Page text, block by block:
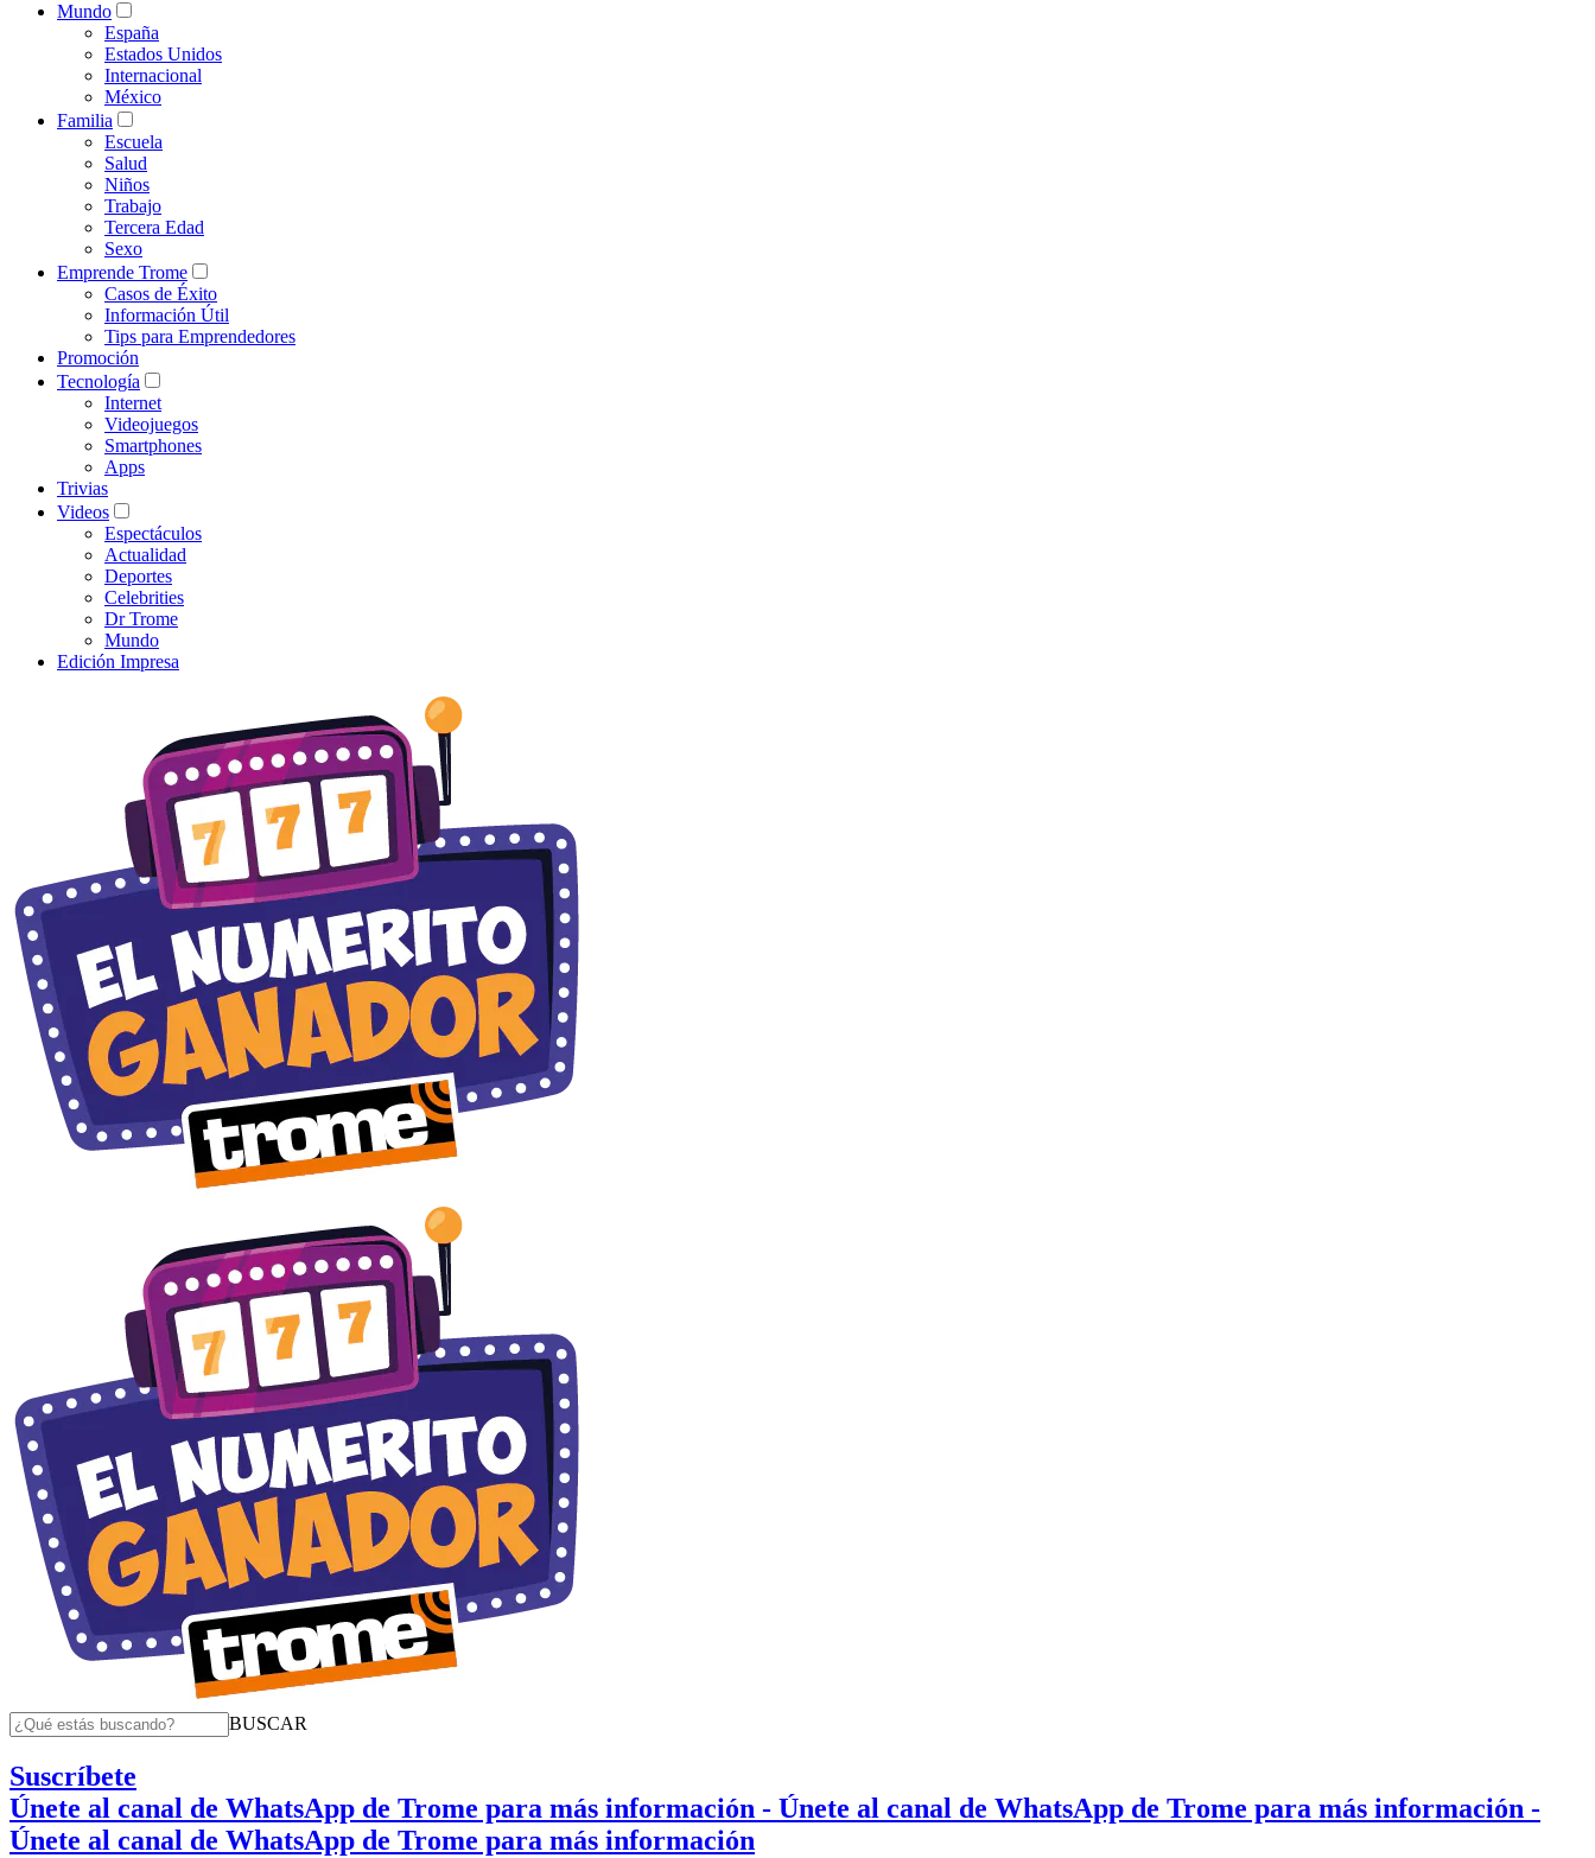
Mundo
España
Estados Unidos
Internacional
México
Familia
Escuela
Salud
Niños
Trabajo
Tercera Edad
Sexo
Emprende Trome
Casos de Éxito
Información Útil
Tips para Emprendedores
Promoción
Tecnología
Internet
Videojuegos
Smartphones
Apps
Trivias
Videos
Espectáculos
Actualidad
Deportes
Celebrities
Dr Trome
Mundo
Edición Impresa
BUSCAR
Suscríbete
Únete al canal de WhatsApp de Trome para más información - Únete al canal de WhatsApp de Trome para más información -
Únete al canal de WhatsApp de Trome para más información